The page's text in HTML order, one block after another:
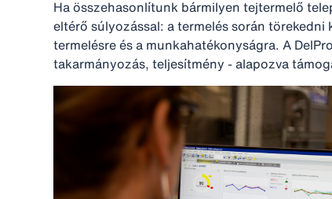
Ha összehasonlítunk bármilyen tejtermelő
eltérő súlyozással: a termelés során
termelésre és a munkahatékonyságra. A
takarmányozás, teljesítmény - alapozva